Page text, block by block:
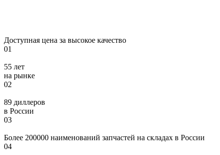
Доступная цена за высокое качество
01
55 лет
на рынке
02
89 диллеров
в России
03
Более 200000 наименований запчастей на складах в России
04